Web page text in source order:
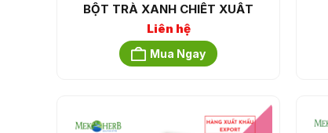
BỘT TRÀ XANH CHIẾT XUẤT
Liên hệ
Mua Ngay